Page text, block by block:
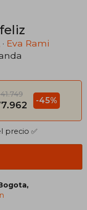
· Eva Rami
-45%
precio ✅